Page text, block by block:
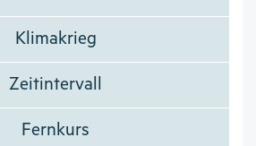
Klimakrieg
Zeitintervall
Fernkurs